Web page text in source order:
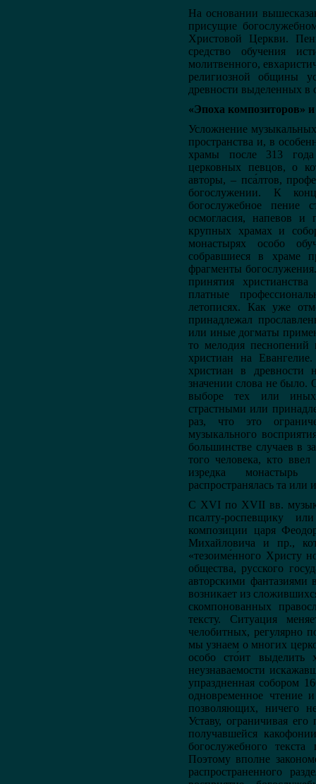
На основании
присущие
Христовой Церкви.
средство обучения
молитвенного,
религиозной общины
древности выделенных
«Эпоха композиторов»
Усложнение
пространства и, в
храмы после 313
церковных певцов, о
авторы, – пса́лтов,
богослужении. К
богослужебное пение
осмогласия, напевов и
крупных храмах и
монастырях особо
собравшиеся в храме
фрагменты
принятия
платные
летописях. Как уже
принадлежал
или иные догматы
то мелодия песнопений
христиан на
христиан в древности
значении слова не
выборе тех или иных
страстными или
раз, что это
музыкального
большинстве случаев в
того человека, кто
изредка
распространялась та или
С XVI по XVII вв.
псалту-роспевщику
композиции царя
Михайловича и пр.,
«тезоиме́нного Христу
общества, русского
авторскими
возникает из
скомпонованных
тексту. Ситуация
челобитных, регулярно
мы узнаем о многих
особо сто́ит выделить
неузнаваемости
упраздненная собором
одновременное чтение
позволяющих, ничего
Уставу, ограничивая
получавшейся
богослужебного
Поэтому вполне
распространенного